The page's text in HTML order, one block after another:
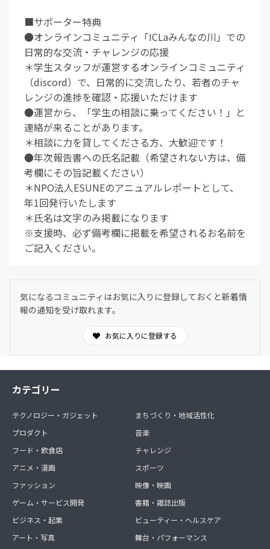
■サポーター特典
●オンラインコミュニティ「ICLaみんなの川」での
日常的な交流・チャレンジの応援
＊学生スタッフが運営するオンラインコミュニティ
（discord）で、日常的に交流したり、若者のチャ
レンジの進捗を確認・応援いただけます
●運営から、「学生の相談に乗ってください！」と
連絡が来ることがあります。
＊相談に力を貸してくださる方、大歓迎です！
●年次報告書への氏名記載（希望されない方は、備
考欄にその旨記載ください）
＊NPO法人ESUNEのアニュアルレポートとして、
年1回発行いたします
＊氏名は文字のみ掲載になります
※支援時、必ず備考欄に掲載を希望されるお名前を
ご記入ください。
気になるコミュニティはお気に入りに登録しておくと新着情
報の通知を受け取れます。
お気に入りに登録する
カテゴリー
テクノロジー・ガジェット
プロダクト
フード・飲食店
アニメ・漫画
ファッション
ゲーム・サービス開発
ビジネス・起業
アート・写真
まちづくり・地域活性化
音楽
チャレンジ
スポーツ
映像・映画
書籍・雑誌出版
ビューティー・ヘルスケア
舞台・パフォーマンス